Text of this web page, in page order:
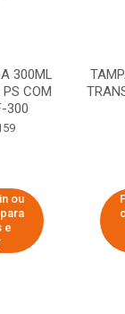
300ML
COM
300
ou
e